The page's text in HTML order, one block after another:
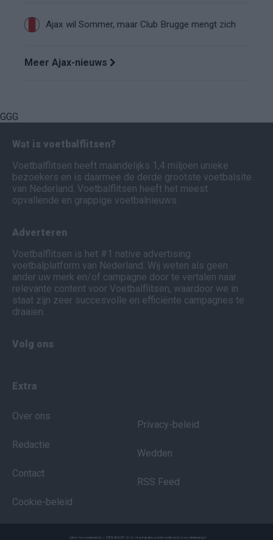
Ajax wil Sommer, maar Club Brugge mengt zich
Meer Ajax-nieuws
GGG
Wat is voetbalflitsen?
Voetbalflitsen heeft maandelijks 1,4 miljoen unieke
bezoekers en is daarmee de derde grootste voetbalsite
van Nederland. Voetbalflitsen heeft het meest
opvallende en grappige voetbalnieuws.
Adverteren
Voetbalflitsen is het #1 native advertising
voetbalplatform van Nederland. Wij weten als geen
ander uw merk en/of campagne door te vertalen naar
relevante content voor Voetbalflitsen, waardoor we in
staat zijn zeer succesvolle en efficiënte campagnes te
draaien.
Volg ons
Extra
Over ons
Redactie
Contact
Cookie-beleid
Privacy-beleid
Wedden
RSS Feed